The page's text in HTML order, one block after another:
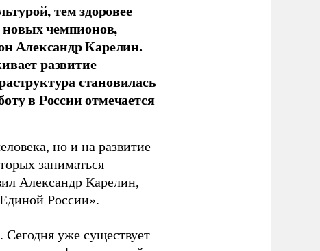
тем здоровее
новых чемпионов,
Александр Карелин.
развитие
становилась
в России отмечается
но и на развитие
заниматься
Александр Карелин,
России».
уже существует